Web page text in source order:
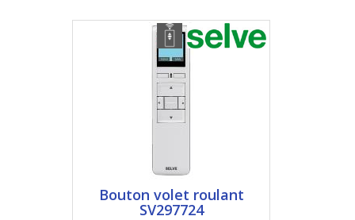
Bouton volet roulant
SV297724